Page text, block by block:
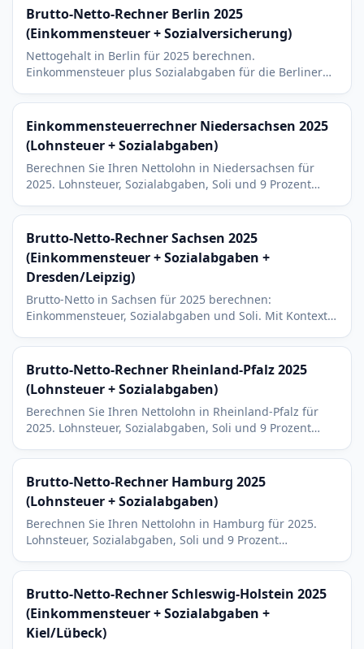
Brutto-Netto-Rechner Berlin 2025
(Einkommensteuer + Sozialversicherung)
Nettogehalt in Berlin für 2025 berechnen.
Einkommensteuer plus Sozialabgaben für die Berliner
Einkommensteuerrechner Niedersachsen 2025
(Lohnsteuer + Sozialabgaben)
Berechnen Sie Ihren Nettolohn in Niedersachsen für
2025. Lohnsteuer, Sozialabgaben, Soli und 9 Prozent
VW.
Brutto-Netto-Rechner Sachsen 2025
(Einkommensteuer + Sozialabgaben +
Dresden/Leipzig)
Brutto-Netto in Sachsen für 2025 berechnen:
Einkommensteuer, Sozialabgaben und Soli. Mit Kontext
Kirchensteuer.
Brutto-Netto-Rechner Rheinland-Pfalz 2025
(Lohnsteuer + Sozialabgaben)
Berechnen Sie Ihren Nettolohn in Rheinland-Pfalz für
2025. Lohnsteuer, Sozialabgaben, Soli und 9 Prozent
BASF.
Brutto-Netto-Rechner Hamburg 2025
(Lohnsteuer + Sozialabgaben)
Berechnen Sie Ihren Nettolohn in Hamburg für 2025.
Lohnsteuer, Sozialabgaben, Soli und 9 Prozent
Medienbranche.
Brutto-Netto-Rechner Schleswig-Holstein 2025
(Einkommensteuer + Sozialabgaben +
Kiel/Lübeck)